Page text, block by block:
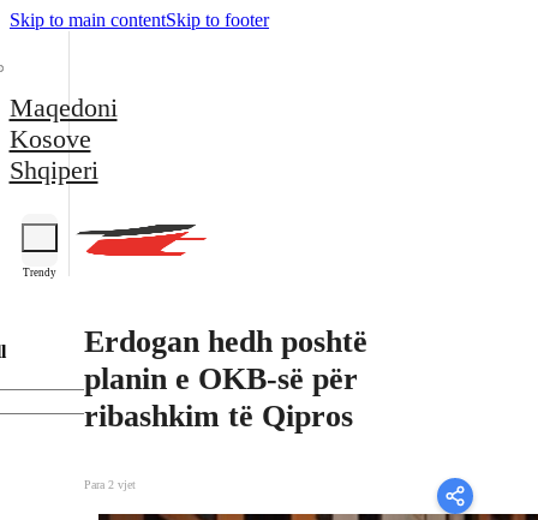
Skip to main contentSkip to footer
Maqedoni
Kosove
Shqiperi
Trendy
Erdogan hedh poshtë
planin e OKB-së për
ribashkim të Qipros
Para 2 vjet